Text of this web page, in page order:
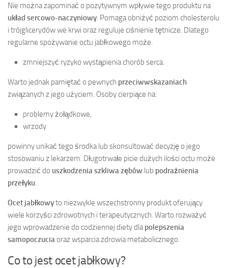
Nie można zapominać o pozytywnym wpływie tego produktu na
układ sercowo-naczyniowy . Pomaga obniżyć poziom cholesterolu
i trójglicerydów we krwi oraz reguluje ciśnienie tętnicze. Dlatego
regularne spożywanie octu jabłkowego może:
zmniejszyć ryzyko wystąpienia chorób serca.
Warto jednak pamiętać o pewnych przeciwwskazaniach
związanych z jego użyciem. Osoby cierpiące na:
problemy żołądkowe,
wrzody
powinny unikać tego środka lub skonsultować decyzję o jego
stosowaniu z lekarzem. Długotrwałe picie dużych ilości octu może
prowadzić do uszkodzenia szkliwa zębów lub podrażnienia
przełyku
Ocet jabłkowyto niezwykle wszechstronny produkt oferujący
wiele korzyści zdrowotnych i terapeutycznych. Warto rozważyć
jego wprowadzenie do codziennej diety dla polepszenia
samopoczucia oraz wsparcia zdrowia metabolicznego.
Co to jest ocet jabłkowy?